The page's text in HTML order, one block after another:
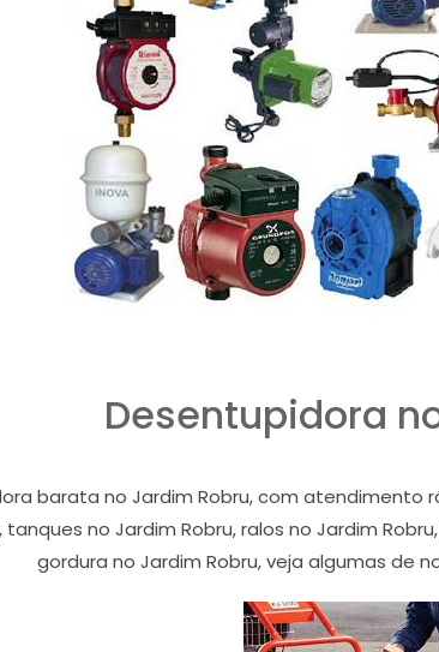
Desentupidora
barata no Jardim Robru, com
no Jardim Robru, ralos no Jardim
gordura no Jardim Robru, veja algumas de